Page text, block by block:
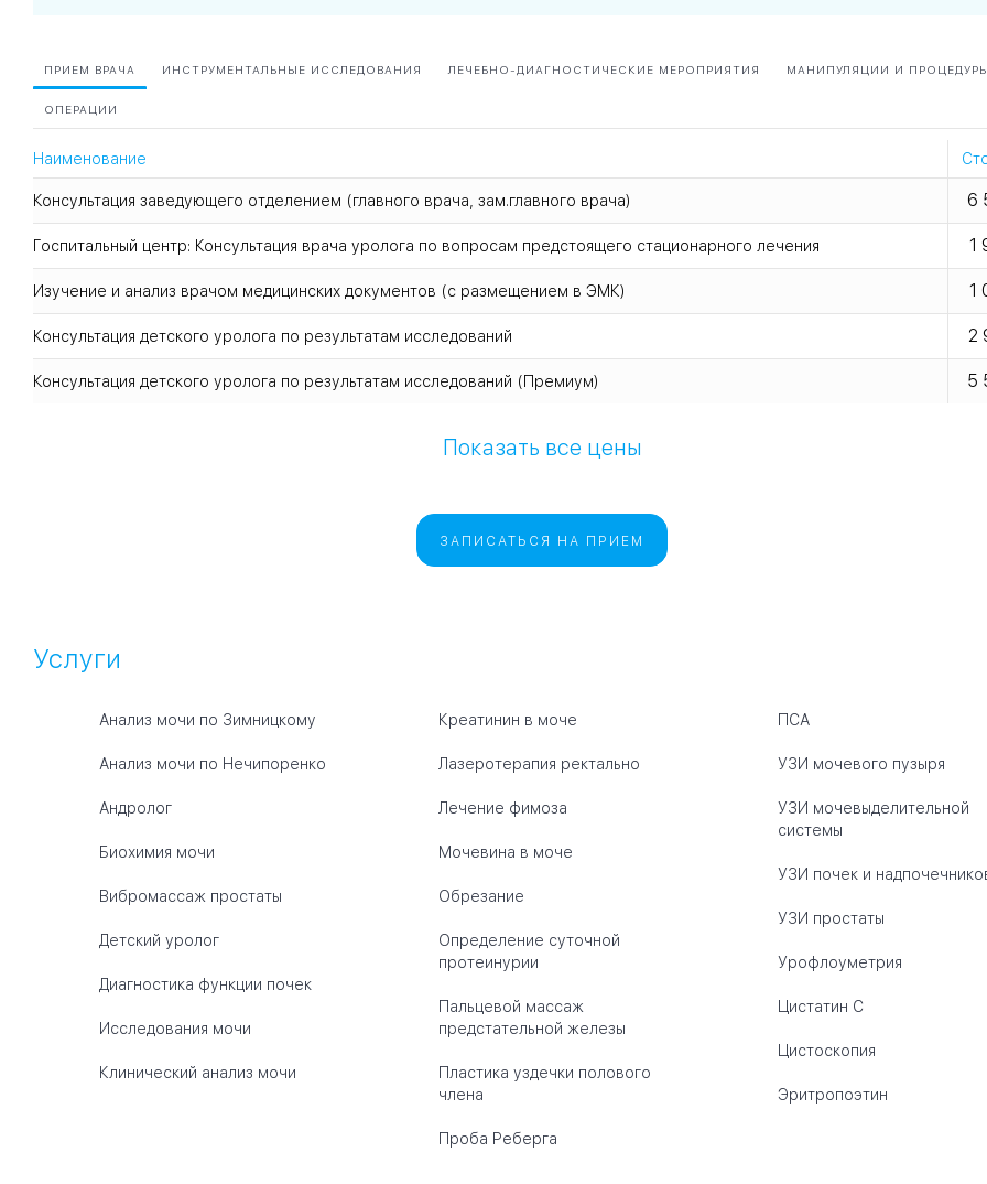
ПРИЕМ ВРАЧА ИНСТРУМЕНТАЛЬНЫЕ ИССЛЕДОВАНИЯ ЛЕЧЕБНО-ДИАГНОСТИЧЕСКИЕ МЕРОПРИЯТИЯ МАНИПУЛЯЦИИ И ПРОЦЕДУРЫ
ОПЕРАЦИИ
Наименование
Консультация заведующего отделением (главного врача, зам.главного врача) 6
Госпитальный центр: Консультация врача уролога по вопросам предстоящего стационарного лечения 1
Изучение и анализ врачом медицинских документов (с размещением в ЭМК) 1
Консультация детского уролога по результатам исследований 2
Консультация детского уролога по результатам исследований (Премиум) 5
Показать все цены
ЗАПИСАТЬСЯ НА ПРИЕМ
Услуги
Анализ мочи по Зимницкому
Анализ мочи по Нечипоренко
Андролог
Биохимия мочи
Вибромассаж простаты
Детский уролог
Диагностика функции почек
Исследования мочи
Клинический анализ мочи
Креатинин в моче
Лазеротерапия ректально
Лечение фимоза
Мочевина в моче
Обрезание
Определение суточной
протеинурии
Пальцевой массаж
предстательной железы
Пластика уздечки полового
члена
Проба Реберга
ПСА
УЗИ мочевого пузыря
УЗИ мочевыделительной
системы
УЗИ почек и
УЗИ простаты
Урофлоуметрия
Цистатин C
Цистоскопия
Эритропоэтин